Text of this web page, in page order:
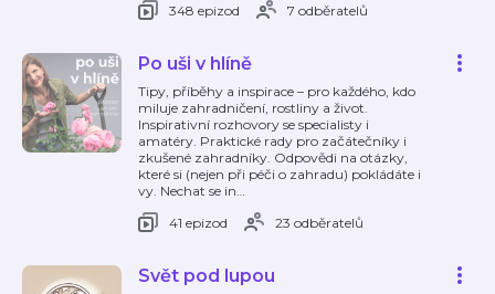
348 epizod
7 odběratelů
Po uši v hlíně
Tipy, příběhy a inspirace – pro každého, kdo
miluje zahradničení, rostliny a život.
Inspirativní rozhovory se specialisty i
amatéry. Praktické rady pro začátečníky i
zkušené zahradníky. Odpovědi na otázky,
které si (nejen při péči o zahradu) pokládáte i
vy. Nechat se in…
41 epizod
23 odběratelů
Svět pod lupou